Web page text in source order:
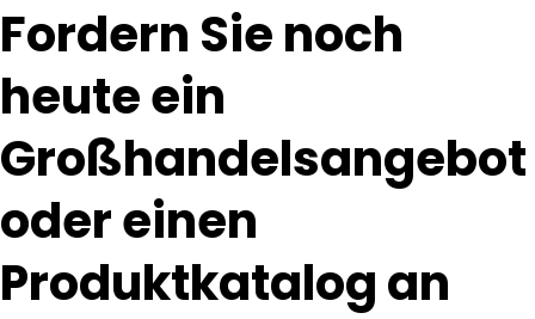
Fordern Sie noch
heute ein
Großhandelsangebot
oder einen
Produktkatalog an